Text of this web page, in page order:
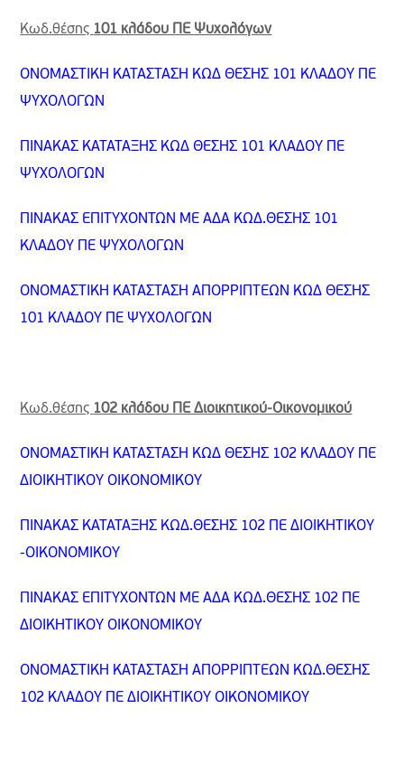
Κωδ.θέσης 101 κλάδου ΠΕ Ψυχολόγων
ΟΝΟΜΑΣΤΙΚΗ ΚΑΤΑΣΤΑΣΗ ΚΩΔ ΘΕΣΗΣ 101 ΚΛΑΔΟΥ ΠΕ
ΨΥΧΟΛΟΓΩΝ
ΠΙΝΑΚΑΣ ΚΑΤΑΤΑΞΗΣ ΚΩΔ ΘΕΣΗΣ 101 ΚΛΑΔΟΥ ΠΕ
ΨΥΧΟΛΟΓΩΝ
ΠΙΝΑΚΑΣ ΕΠΙΤΥΧΟΝΤΩΝ ΜΕ ΑΔΑ ΚΩΔ.ΘΕΣΗΣ 101
ΚΛΑΔΟΥ ΠΕ ΨΥΧΟΛΟΓΩΝ
ΟΝΟΜΑΣΤΙΚΗ ΚΑΤΑΣΤΑΣΗ ΑΠΟΡΡΙΠΤΕΩΝ ΚΩΔ ΘΕΣΗΣ
101 ΚΛΑΔΟΥ ΠΕ ΨΥΧΟΛΟΓΩΝ
Κωδ.θέσης 102 κλάδου ΠΕ Διοικητικού-Οικονομικού
ΟΝΟΜΑΣΤΙΚΗ ΚΑΤΑΣΤΑΣΗ ΚΩΔ ΘΕΣΗΣ 102 ΚΛΑΔΟΥ ΠΕ
ΔΙΟΙΚΗΤΙΚΟΥ ΟΙΚΟΝΟΜΙΚΟΥ
ΠΙΝΑΚΑΣ ΚΑΤΑΤΑΞΗΣ ΚΩΔ.ΘΕΣΗΣ 102 ΠΕ ΔΙΟΙΚΗΤΙΚΟΥ
-ΟΙΚΟΝΟΜΙΚΟΥ
ΠΙΝΑΚΑΣ ΕΠΙΤΥΧΟΝΤΩΝ ΜΕ ΑΔΑ ΚΩΔ.ΘΕΣΗΣ 102 ΠΕ
ΔΙΟΙΚΗΤΙΚΟΥ ΟΙΚΟΝΟΜΙΚΟΥ
ΟΝΟΜΑΣΤΙΚΗ ΚΑΤΑΣΤΑΣΗ ΑΠΟΡΡΙΠΤΕΩΝ ΚΩΔ.ΘΕΣΗΣ
102 ΚΛΑΔΟΥ ΠΕ ΔΙΟΙΚΗΤΙΚΟΥ ΟΙΚΟΝΟΜΙΚΟΥ